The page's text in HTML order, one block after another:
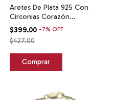
Aretes De Plata 925 Con
Circonias Corazón
1.2gramos Plateado
$399.00 -7% OFF
$427.00